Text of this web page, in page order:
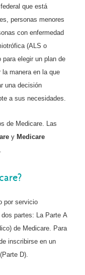
que está
personas menores
con enfermedad
(ALS o
para elegir un plan de
la manera en la que
una decisión
a sus necesidades.
de Medicare. Las
y Medicare
por servicio
partes: La Parte A
de Medicare. Para
inscribirse en un
D).